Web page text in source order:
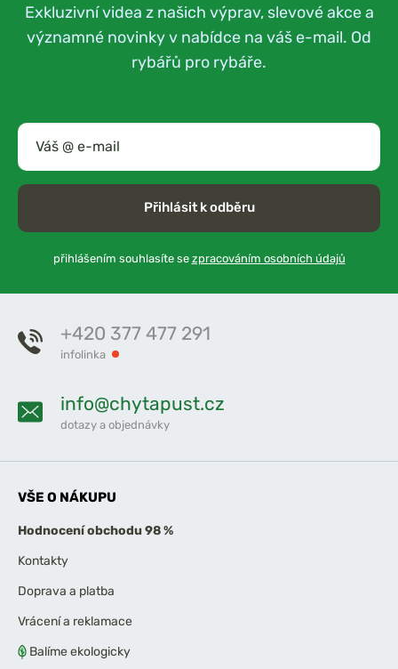
Exkluzivní videa z našich výprav, slevové akce a
významné novinky v nabídce na váš e-mail. Od
rybářů pro rybáře.
Přihlásit k odběru
přihlášením souhlasíte se zpracováním osobních údajů
+420 377 477 291
infolinka
info@chytapust.cz
dotazy a objednávky
VŠE O NÁKUPU
Hodnocení obchodu 98 %
Kontakty
Doprava a platba
Vrácení a reklamace
Balíme ekologicky